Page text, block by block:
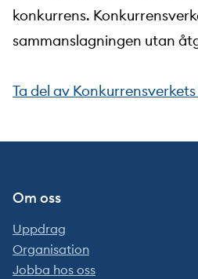
konkurrens.
sammanslagningen utan
Ta del av
Om oss
Uppdrag
Organisation
Jobba hos oss